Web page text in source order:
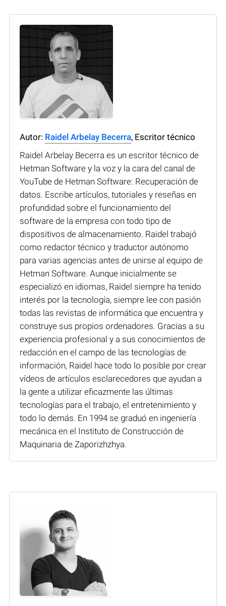
Autor: Raidel Arbelay Becerra, Escritor técnico
Raidel Arbelay Becerra es un escritor técnico de
Hetman Software y la voz y la cara del canal de
YouTube de Hetman Software: Recuperación de
datos. Escribe artículos, tutoriales y reseñas en
profundidad sobre el funcionamiento del
software de la empresa con todo tipo de
dispositivos de almacenamiento. Raidel trabajó
como redactor técnico y traductor autónomo
para varias agencias antes de unirse al equipo de
Hetman Software. Aunque inicialmente se
especializó en idiomas, Raidel siempre ha tenido
interés por la tecnología, siempre lee con pasión
todas las revistas de informática que encuentra y
construye sus propios ordenadores. Gracias a su
experiencia profesional y a sus conocimientos de
redacción en el campo de las tecnologías de
información, Raidel hace todo lo posible por crear
vídeos de artículos esclarecedores que ayudan a
la gente a utilizar eficazmente las últimas
tecnologías para el trabajo, el entretenimiento y
todo lo demás. En 1994 se graduó en ingeniería
mecánica en el Instituto de Construcción de
Maquinaria de Zaporizhzhya.